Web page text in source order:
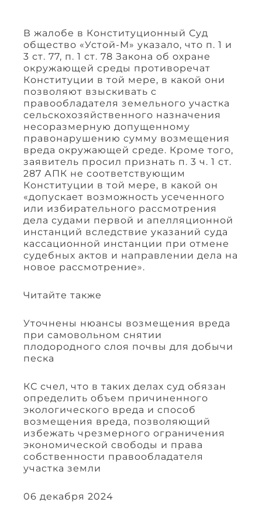
В жалобе в Конституционный Суд
общество «Устой-М» указало, что п. 1 и
3 ст. 77, п. 1 ст. 78 Закона об охране
окружающей среды противоречат
Конституции в той мере, в какой они
позволяют взыскивать с
правообладателя земельного участка
сельскохозяйственного назначения
несоразмерную допущенному
правонарушению сумму возмещения
вреда окружающей среде. Кроме того,
заявитель просил признать п. 3 ч. 1 ст.
287 АПК не соответствующим
Конституции в той мере, в какой он
«допускает возможность усеченного
или избирательного рассмотрения
дела судами первой и апелляционной
инстанций вследствие указаний суда
кассационной инстанции при отмене
судебных актов и направлении дела на
новое рассмотрение».
Читайте также
Уточнены нюансы возмещения вреда
при самовольном снятии
плодородного слоя почвы для добычи
песка
КС счел, что в таких делах суд обязан
определить объем причиненного
экологического вреда и способ
возмещения вреда, позволяющий
избежать чрезмерного ограничения
экономической свободы и права
собственности правообладателя
участка земли
06 декабря 2024